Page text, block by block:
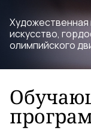
искусство,
олимпийского